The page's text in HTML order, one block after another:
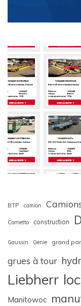
BTP camion
Cometto construction
Gaussin Genie grand
grues à tour
Liebherr
Manitowoc